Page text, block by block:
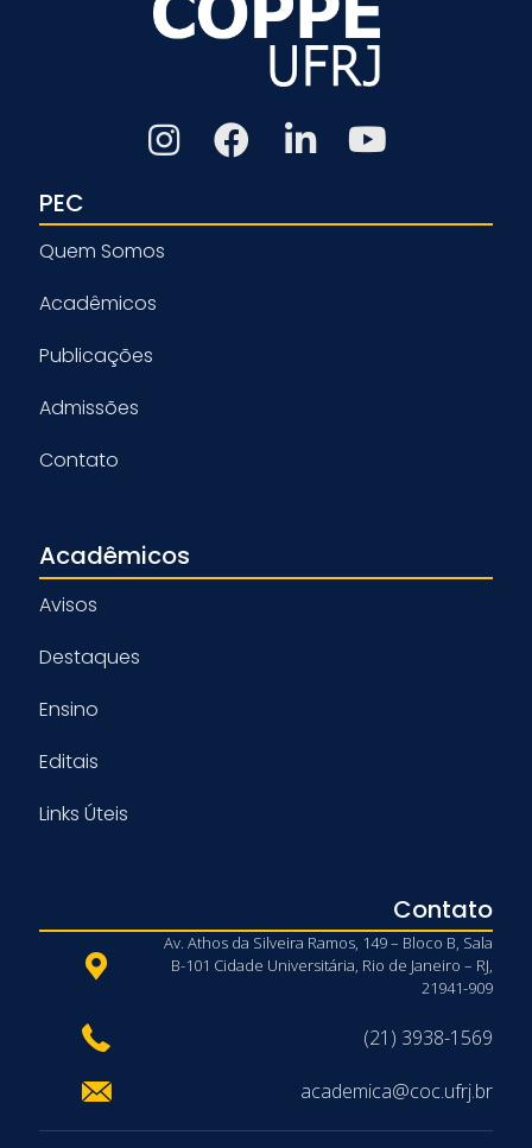
PEC
Quem Somos
Acadêmicos
Publicações
Admissões
Contato
Acadêmicos
Avisos
Destaques
Ensino
Editais
Links Úteis
Contato
Av. Athos da Silveira Ramos, 149 – Bloco B, Sala
B-101 Cidade Universitária, Rio de Janeiro – RJ,
21941-909
(21) 3938-1569
academica@coc.ufrj.br